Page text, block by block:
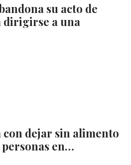
su acto de
a una
con dejar sin alimento
personas en…